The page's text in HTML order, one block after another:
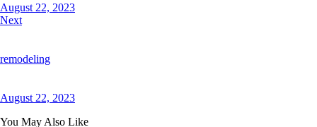
August 22, 2023
Next
remodeling
August 22, 2023
You May Also Like